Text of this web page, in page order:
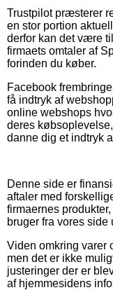
Trustpilot præsterer
en stor portion
derfor kan det være
firmaets omtaler af
forinden du køber.
Facebook
få indtryk af
online webshops
deres
danne dig et indtryk
Denne side er
aftaler med
firmaernes
bruger fra vores side
Viden omkring
men det er ikke
justeringer der er
af hjemmesidens